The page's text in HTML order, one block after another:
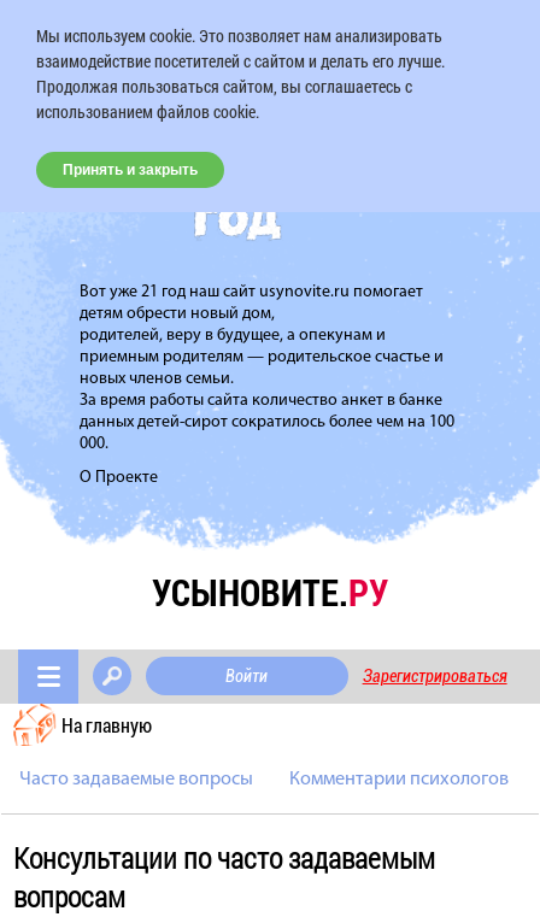
Вот уже 21 год наш сайт usynovite.ru помогает
детям обрести новый дом,
родителей, веру в будущее, а опекунам и
приемным родителям — родительское счастье и
новых членов семьи.
За время работы сайта количество анкет в банке
данных детей-сирот сократилось более чем на 100
000.
О Проекте
УСЫНОВИТЕ.РУ
Войти Зарегистрироваться
На главную
Часто задаваемые вопросы Комментарии психологов
Консультации по часто задаваемым
вопросам
Мы используем cookie. Это позволяет нам анализировать
взаимодействие посетителей с сайтом и делать его лучше.
Продолжая пользоваться сайтом, вы соглашаетесь с
использованием файлов cookie.
Принять и закрыть